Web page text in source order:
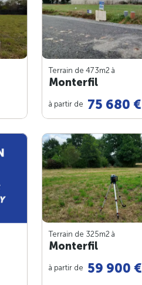
Terrain de 473m2 à
Monterfil
à partir de 75 680 €
Terrain de 325m2 à
Monterfil
à partir de 59 900 €